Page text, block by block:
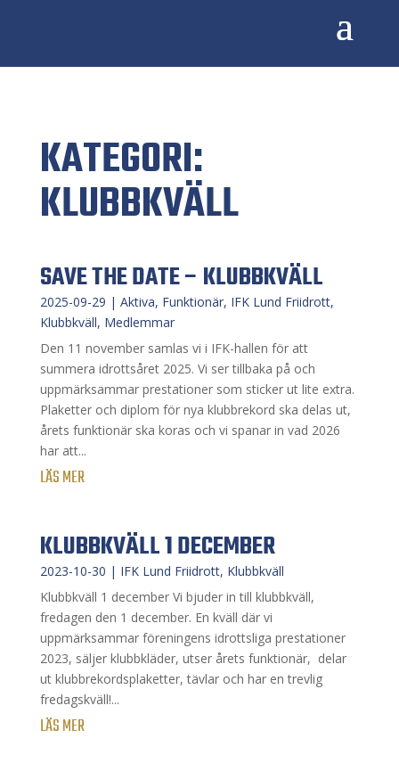
KATEGORI:
KLUBBKVÄLL
SAVE THE DATE – KLUBBKVÄLL
2025-09-29 | Aktiva, Funktionär, IFK Lund Friidrott,
Klubbkväll, Medlemmar
Den 11 november samlas vi i IFK-hallen för att
summera idrottsåret 2025. Vi ser tillbaka på och
uppmärksammar prestationer som sticker ut lite extra.
Plaketter och diplom för nya klubbrekord ska delas ut,
årets funktionär ska koras och vi spanar in vad 2026
har att...
LÄS MER
KLUBBKVÄLL 1 DECEMBER
2023-10-30 | IFK Lund Friidrott, Klubbkväll
Klubbkväll 1 december Vi bjuder in till klubbkväll,
fredagen den 1 december. En kväll där vi
uppmärksammar föreningens idrottsliga prestationer
2023, säljer klubbkläder, utser årets funktionär, delar
ut klubbrekordsplaketter, tävlar och har en trevlig
fredagskväll!...
LÄS MER